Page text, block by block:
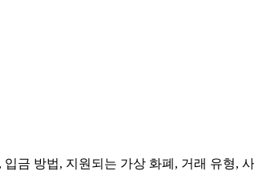
금 방법, 지원되는 가상 화폐, 거래 유형,